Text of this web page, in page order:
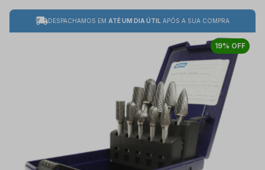
DESPACHAMOS EM ATÉ UM DIA ÚTIL APÓS A SUA COMPRA
19% OFF